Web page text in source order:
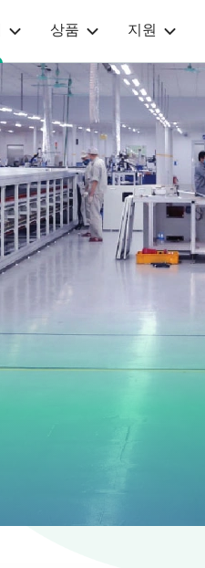
상품 지원